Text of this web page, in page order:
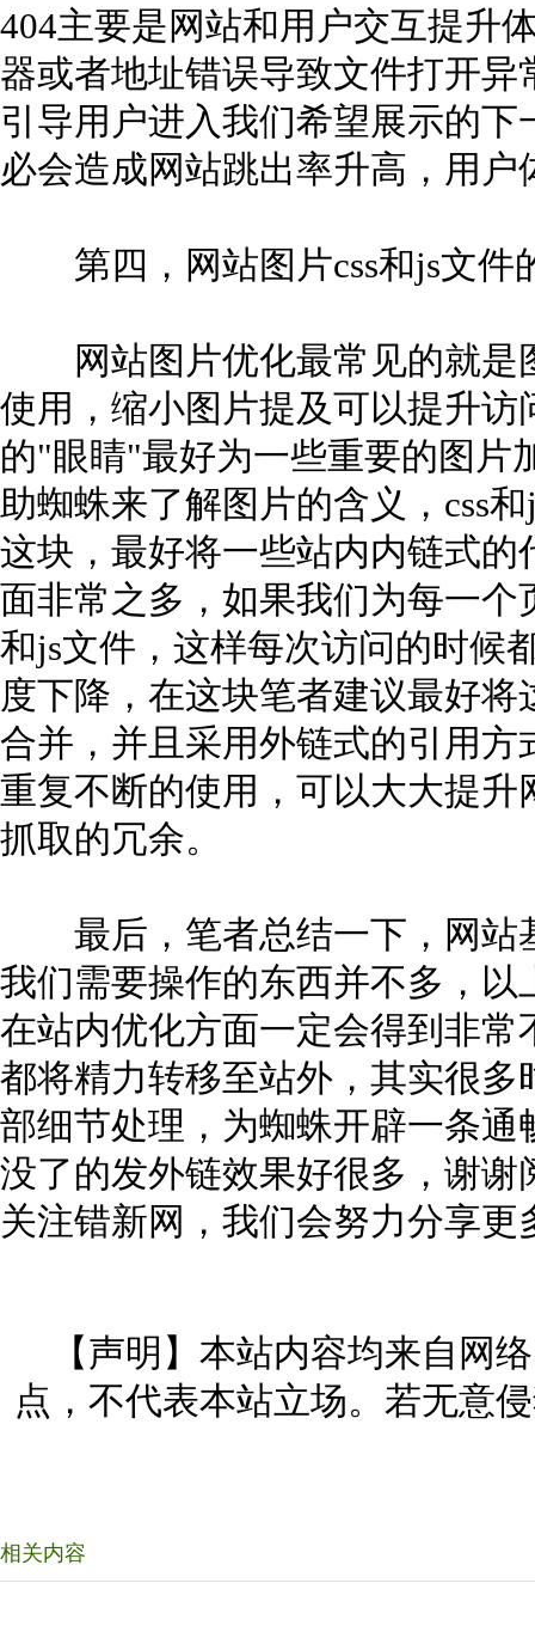
404主要是网站和用户交互提升
器或者地址错误导致文件打开
引导用户进入我们希望展示的
必会造成网站跳出率升高，用
第四，网站图片css和js文件
网站图片优化最常见的就是
使用，缩小图片提及可以提升
的"眼睛"最好为一些重要的图片
助蜘蛛来了解图片的含义，css
这块，最好将一些站内内链式
面非常之多，如果我们为每一
和js文件，这样每次访问的时候
度下降，在这块笔者建议最好
合并，并且采用外链式的引用
重复不断的使用，可以大大提
抓取的冗余。
最后，笔者总结一下，网站
我们需要操作的东西并不多，
在站内优化方面一定会得到非
都将精力转移至站外，其实很
部细节处理，为蜘蛛开辟一条
没了的发外链效果好很多，谢
关注错新网，我们会努力分享更
【声明】本站内容均来自网
点，不代表本站立场。若无意
相关内容